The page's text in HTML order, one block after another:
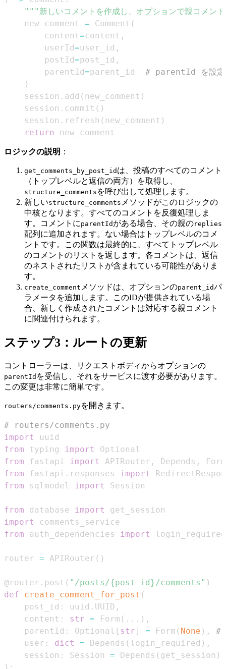
"""新しいコメントを作成し、オプションで親コメン
    new_comment
= Comment (
        content
=content ,
        userId
=user_id ,
        postId
=post_id ,
        parentId
=parent_id # parentId を設定
)
    session
. add ( new_comment )
    session
. commit ( )
    session
. refresh ( new_comment )
return
new_comment
ロジックの説明 ：
get_comments_by_post_id は、投稿のすべてのコメント
（トップレベルと返信の両方）を取得し、
structure_comments を呼び出して処理します。
新しいstructure_comments メソッドがこのロジックの
中核となります。すべてのコメントを反復処理しま
す。コメントに parentId がある場合、その親のreplies
配列に追加されます。ない場合はトップレベルのコメ
ントです。この関数は最終的に、すべてトップレベル
のコメントのリストを返します。各コメントは、返信
のネストされたリストが含まれている可能性がありま
す。
create_comment メソッドは、オプションのparent_idパ
ラメータを追加します。このIDが提供されている場
合、新しく作成されたコメントは対応する親コメント
に関連付けられます。
ステップ3：ルートの更新
コントローラーは、リクエストボディからオプションの
parentId を受信し、それをサービスに渡す必要があります。
この変更は非常に簡単です。
routers/comments.pyを開きます。
# routers/comments.py
import
from typing import
from fastapi import APIRouter , Depends ,
from fastapi . responses import
from sqlmodel import
from database import
import
from auth_dependencies import
router = APIRouter ( )
@router . post ( "/posts/{post_id}/comments" )
def
create_comment_for_post (
    post_id
: uuid . UUID ,
    content
: str = Form ( . . . ) ,
    parentId
: Optional [ str ] = Form ( None ) ,
#
    user
: dict = Depends ( login_required ) ,
    session
: Session = Depends ( get_session )